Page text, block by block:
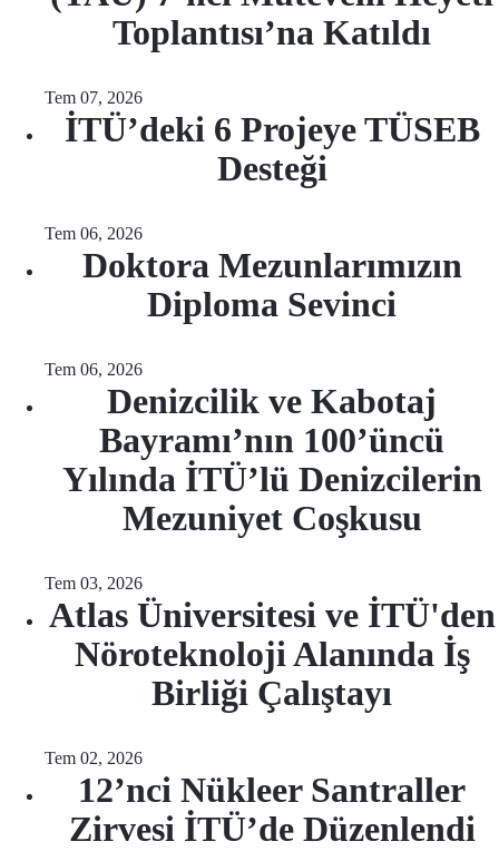
Toplantısı’na Katıldı
Tem 07, 2026
İTÜ’deki 6 Projeye TÜSEB
Desteği
Tem 06, 2026
Doktora Mezunlarımızın
Diploma Sevinci
Tem 06, 2026
Denizcilik ve Kabotaj
Bayramı’nın 100’üncü
Yılında İTÜ’lü Denizcilerin
Mezuniyet Coşkusu
Tem 03, 2026
Atlas Üniversitesi ve İTÜ'den
Nöroteknoloji Alanında İş
Birliği Çalıştayı
Tem 02, 2026
12’nci Nükleer Santraller
Zirvesi İTÜ’de Düzenlendi